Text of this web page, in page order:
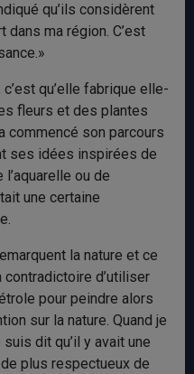
qu’ils considèrent
dans ma région. C’est
qu’elle fabrique elle-
fleurs et des plantes
commencé son parcours
ses idées inspirées de
l’aquarelle ou de
une certaine
la nature et ce
d’utiliser
pour peindre alors
sur la nature. Quand je
dit qu’il y avait une
plus respectueux de